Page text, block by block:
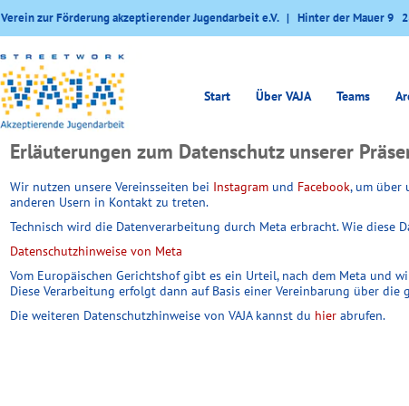
Verein zur Förderung akzeptierender Jugendarbeit e.V. | Hinter der Mauer 9
Start Über VAJA Teams
Erläuterungen zum Datenschutz unserer
Wir nutzen unsere Vereinsseiten bei Instagram und Facebook, um über
anderen Usern in Kontakt zu treten.
Technisch wird die Datenverarbeitung durch Meta erbracht. Wie diese
Datenschutzhinweise von Meta
Vom Europäischen Gerichtshof gibt es ein Urteil, nach dem Meta und
Diese Verarbeitung erfolgt dann auf Basis einer Vereinbarung über die
Die weiteren Datenschutzhinweise von VAJA kannst du hier abrufen.